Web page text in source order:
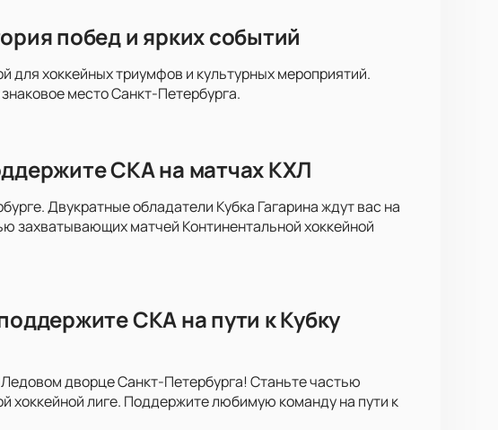
побед и ярких событий
для хоккейных триумфов и культурных мероприятий.
место Санкт-Петербурга.
СКА на матчах КХЛ
Двукратные обладатели Кубка Гагарина ждут вас на
захватывающих матчей Континентальной хоккейной
СКА на пути к Кубку
дворце Санкт-Петербурга! Станьте частью
хоккейной лиге. Поддержите любимую команду на пути к